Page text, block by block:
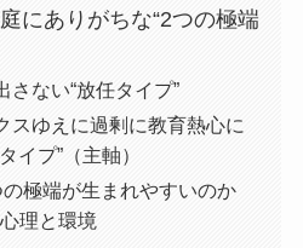
にありがちな“2つの極端
さない“放任タイプ”
スゆえに過剰に教育熱心に
イプ”（主軸）
極端が生まれやすいのか
理と環境